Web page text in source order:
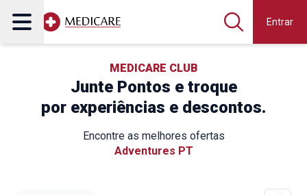
Entrar
MEDICARE CLUB
Junte Pontos e troque
por experiências e descontos.
Encontre as melhores ofertas
Adventures PT